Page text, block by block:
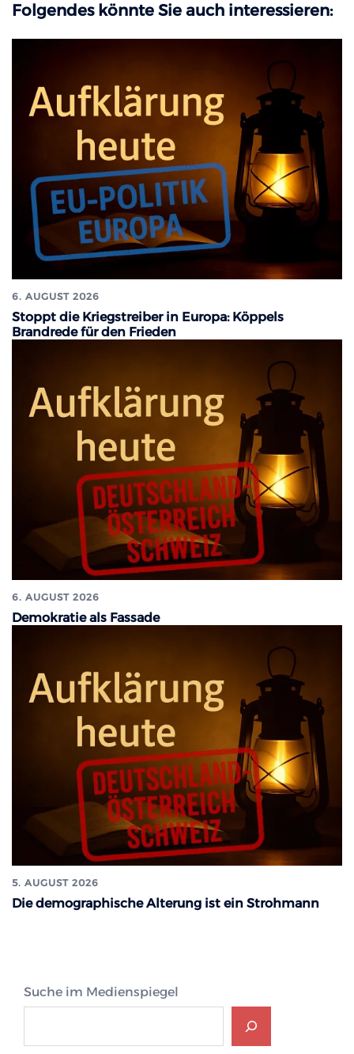
Folgendes könnte Sie auch interessieren:
6. AUGUST 2026
Stoppt die Kriegstreiber in Europa: Köppels
Brandrede für den Frieden
6. AUGUST 2026
Demokratie als Fassade
5. AUGUST 2026
Die demographische Alterung ist ein Strohmann
Suche im Medienspiegel